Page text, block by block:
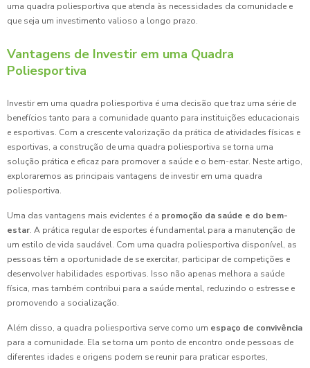
uma quadra poliesportiva que atenda às necessidades da comunidade e
que seja um investimento valioso a longo prazo.
Vantagens de Investir em uma Quadra
Poliesportiva
Investir em uma quadra poliesportiva é uma decisão que traz uma série de
benefícios tanto para a comunidade quanto para instituições educacionais
e esportivas. Com a crescente valorização da prática de atividades físicas e
esportivas, a construção de uma quadra poliesportiva se torna uma
solução prática e eficaz para promover a saúde e o bem-estar. Neste artigo,
exploraremos as principais vantagens de investir em uma quadra
poliesportiva.
Uma das vantagens mais evidentes é a promoção da saúde e do bem-
estar. A prática regular de esportes é fundamental para a manutenção de
um estilo de vida saudável. Com uma quadra poliesportiva disponível, as
pessoas têm a oportunidade de se exercitar, participar de competições e
desenvolver habilidades esportivas. Isso não apenas melhora a saúde
física, mas também contribui para a saúde mental, reduzindo o estresse e
promovendo a socialização.
Além disso, a quadra poliesportiva serve como um espaço de convivência
para a comunidade. Ela se torna um ponto de encontro onde pessoas de
diferentes idades e origens podem se reunir para praticar esportes,